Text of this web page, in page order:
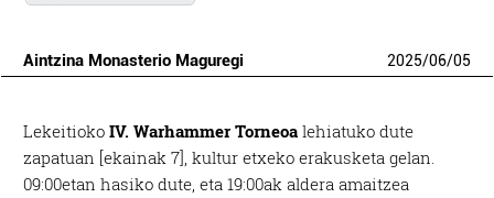
Aintzina Monasterio Maguregi 2025/06/05
LekeitiokoIV. Warhammer Torneoa lehiatuko dute
zapatuan [ekainak 7], kultur etxeko erakusketa gelan.
09:00etan hasiko dute, eta 19:00ak aldera amaitzea